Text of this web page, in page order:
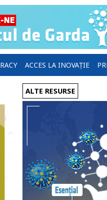
ACCES LA INOVAȚIE
ALTE RESURSE